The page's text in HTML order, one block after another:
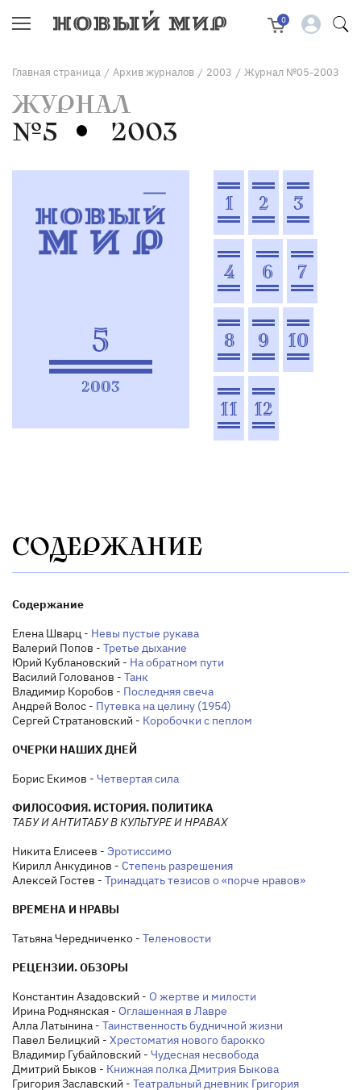
0
Главная страница / Архив журналов / 2003 / Журнал №05-2003
ЖУРНАЛ
№5
2003
1 2 3
4
5
2003
6 7
8 9 10
11 12
СОДЕРЖАНИЕ
Содержание
Елена Шварц - Невы пустые рукава
Валерий Попов - Третье дыхание
Юрий Кублановский - На обратном пути
Василий Голованов - Танк
Владимир Коробов - Последняя свеча
Андрей Волос - Путевка на целину (1954)
Сергей Стратановский - Коробочки с пеплом
ОЧЕРКИ НАШИХ ДНЕЙ
Борис Екимов - Четвертая сила
ФИЛОСОФИЯ. ИСТОРИЯ. ПОЛИТИКА
ТАБУ И АНТИТАБУ В КУЛЬТУРЕ И НРАВАХ
Никита Елисеев - Эротиссимо
Кирилл Анкудинов - Степень разрешения
Алексей Гостев - Тринадцать тезисов о «порче нравов»
ВРЕМЕНА И НРАВЫ
Татьяна Чередниченко - Теленовости
РЕЦЕНЗИИ. ОБЗОРЫ
Константин Азадовский - О жертве и милости
Ирина Роднянская - Оглашенная в Лавре
Алла Латынина - Таинственность будничной жизни
Павел Белицкий - Хрестоматия нового барокко
Владимир Губайловский - Чудесная несвобода
Дмитрий Быков - Книжная полка Дмитрия Быкова
Григория Заславский - Театральный дневник Григория